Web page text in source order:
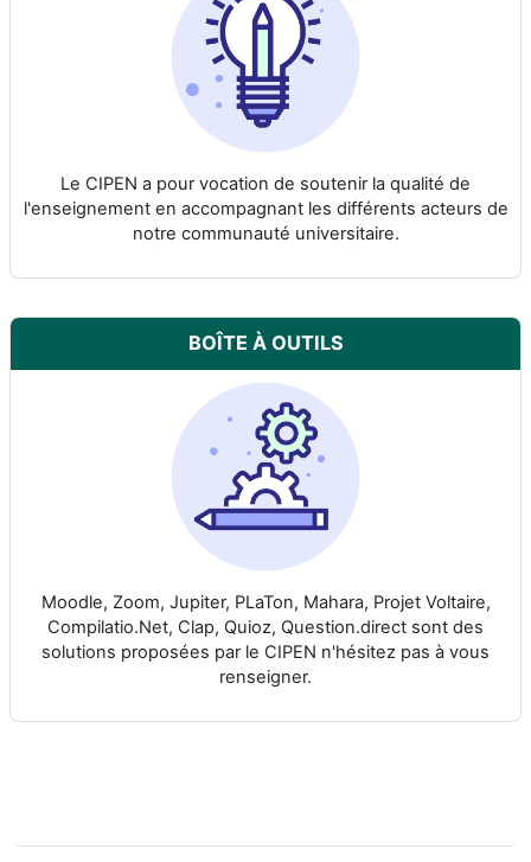
Le CIPEN a pour vocation de soutenir la qualité de
l'enseignement en accompagnant les différents acteurs de
notre communauté universitaire.
BOÎTE À OUTILS
Moodle, Zoom, Jupiter, PLaTon, Mahara, Projet Voltaire,
Compilatio.Net, Clap, Quioz, Question.direct sont des
solutions proposées par le CIPEN n'hésitez pas à vous
renseigner.